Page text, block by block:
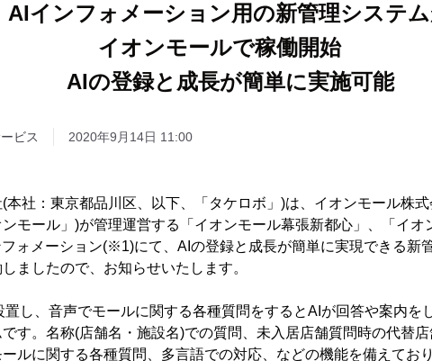
AIインフォメーション用の新管理システ
イオンモールで稼働開始
AIの登録と成長が簡単に実施可能
ビス 2020年9月14日 11:00
本社：東京都品川区、以下、「タケロボ」)は、イオンモール株
モール」)が管理運営する「イオンモール幕張新都心」、「イオ
ォメーション(※1)にて、AIの登録と成長が簡単に実現できる新
ましたので、お知らせいたします。
し、音声でモールに関する各種質問をするとAIが回答や案内を
す。名称(店舗名・施設名)での質問、未入居店舗質問時の代替店
ルに関する各種質問、多言語での対応、などの機能を備えており